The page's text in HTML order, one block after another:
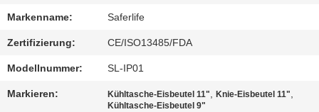
DATENSCHUTZRICHTLINIE
Markenname: Saferlife
Zertifizierung: CE/ISO13485/FDA
Modellnummer: SL-IP01
Markieren: Kühltasche-Eisbeutel 11",Knie-Eisbeutel 11",
Kühltasche-Eisbeutel 9"